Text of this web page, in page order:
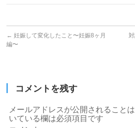
← 妊娠して変化したこと〜妊娠8ヶ月
編〜
コメントを残す
メールアドレスが公開されることは
いている欄は必須項目です